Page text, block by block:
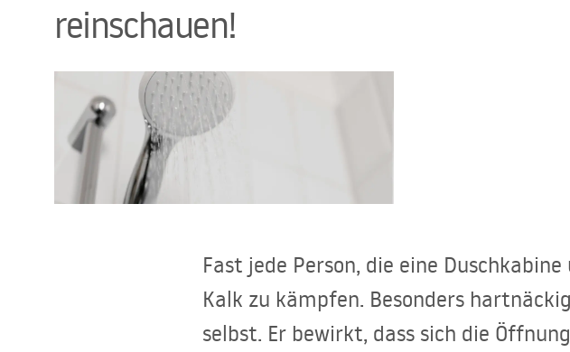
Duschwannen
Duschrinnen
Toiletten
Waschbecken
Badewannenaufsätze
reinschauen!
Fast jede Person, die eine
Kalk zu kämpfen. Besonders
selbst. Er bewirkt, dass sich die